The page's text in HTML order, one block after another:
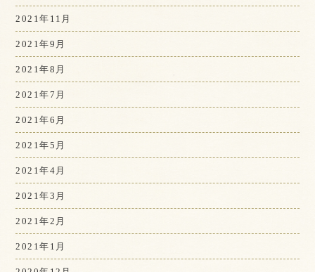
2021年11月
2021年9月
2021年8月
2021年7月
2021年6月
2021年5月
2021年4月
2021年3月
2021年2月
2021年1月